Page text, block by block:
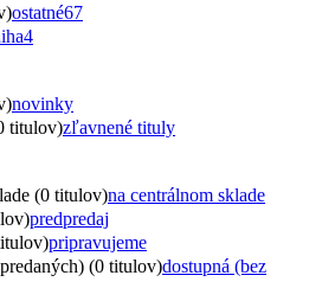
ostatné67
4
novinky
titulov)zľavnené tituly
(0 titulov)na centrálnom sklade
predpredaj
pripravujeme
(0 titulov)dostupná (bez